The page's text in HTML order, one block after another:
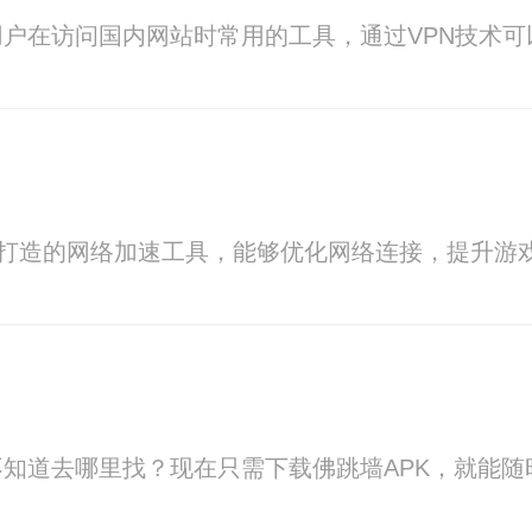
在访问国内网站时常用的工具，通过VPN技术
造的网络加速工具，能够优化网络连接，提升游
道去哪里找？现在只需下载佛跳墙APK，就能